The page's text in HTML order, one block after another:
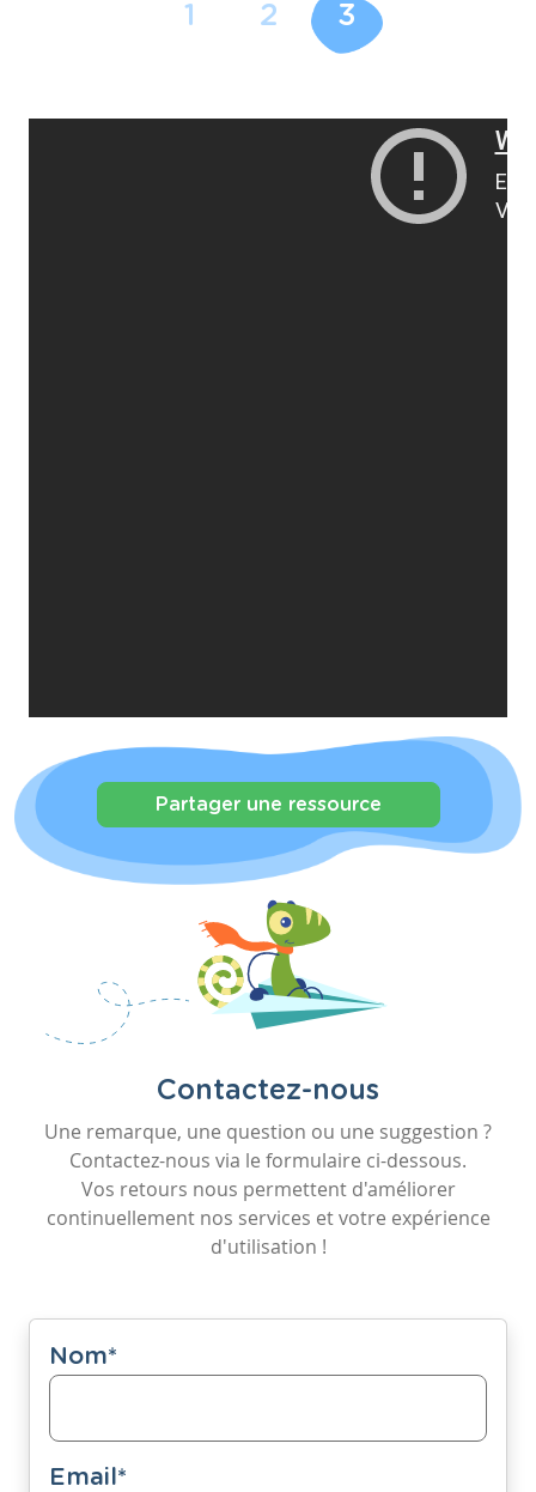
1 2 3
Partager une ressource
Contactez-nous
Une remarque, une question ou une suggestion ?
Contactez-nous via le formulaire ci-dessous.
Vos retours nous permettent d'améliorer
continuellement nos services et votre expérience
d'utilisation !
Nom*
Email*